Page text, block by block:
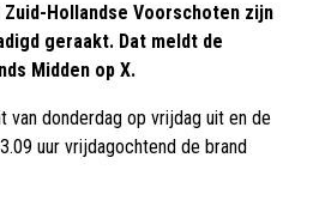
Zuid-Hollandse Voorschoten zijn
geraakt. Dat meldt de
Midden op X.
van donderdag op vrijdag uit en de
uur vrijdagochtend de brand